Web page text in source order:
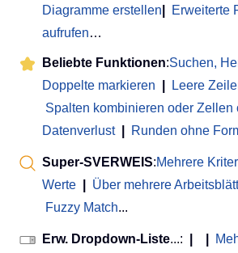
Diagramme erstellen
Erweiterte
aufrufen…
Beliebte Funktionen:Suchen,
Doppelte markieren
Leere
Spalten kombinieren oder Zellen
Datenverlust
Runden ohne
Super-SVERWEIS:Mehrere
Werte
Über mehrere
Fuzzy Match...
Erw. Dropdown-Liste...: